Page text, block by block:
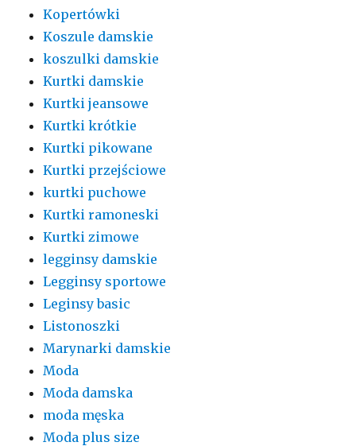
Kopertówki
Koszule damskie
koszulki damskie
Kurtki damskie
Kurtki jeansowe
Kurtki krótkie
Kurtki pikowane
Kurtki przejściowe
kurtki puchowe
Kurtki ramoneski
Kurtki zimowe
legginsy damskie
Legginsy sportowe
Leginsy basic
Listonoszki
Marynarki damskie
Moda
Moda damska
moda męska
Moda plus size